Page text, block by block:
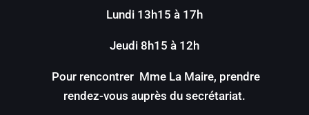
Lundi 13h15 à 17h
Jeudi 8h15 à 12h
Pour rencontrer Mme La Maire, prendre
rendez-vous auprès du secrétariat.